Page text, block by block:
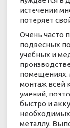
истечении
потеряет
Очень часто
подвесных
учебных и
помещениях.
монтаж всей
умений,
быстро и
металлу.